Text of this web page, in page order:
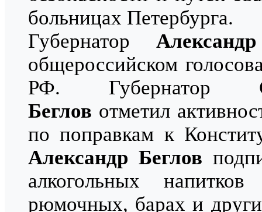
больницах Петербурга.
Губернатор
общероссийском
РФ. Губернатор
Беглов отметил
по поправкам к
Александр Беглов
алкогольных
рюмочных, барах и